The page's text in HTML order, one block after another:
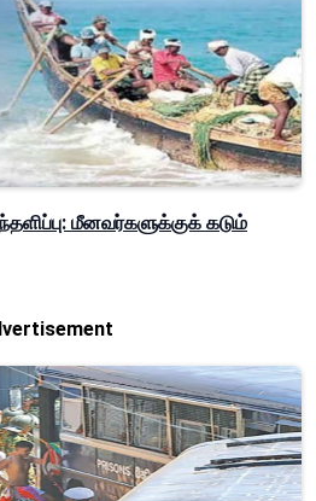
மீனவர்களுக்குக் கடும்